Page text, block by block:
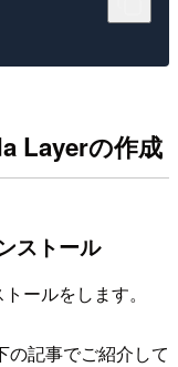
Layerの作成
ストール
ールをします。
の記事でご紹介して